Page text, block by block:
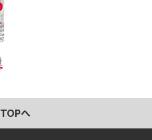
TOPへ